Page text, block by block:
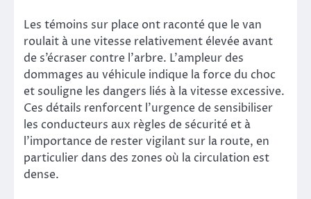
Les témoins sur place ont raconté que le van
roulait à une vitesse relativement élevée avant
de s’écraser contre l’arbre. L’ampleur des
dommages au véhicule indique la force du choc
et souligne les dangers liés à la vitesse excessive.
Ces détails renforcent l’urgence de sensibiliser
les conducteurs aux règles de sécurité et à
l’importance de rester vigilant sur la route, en
particulier dans des zones où la circulation est
dense.